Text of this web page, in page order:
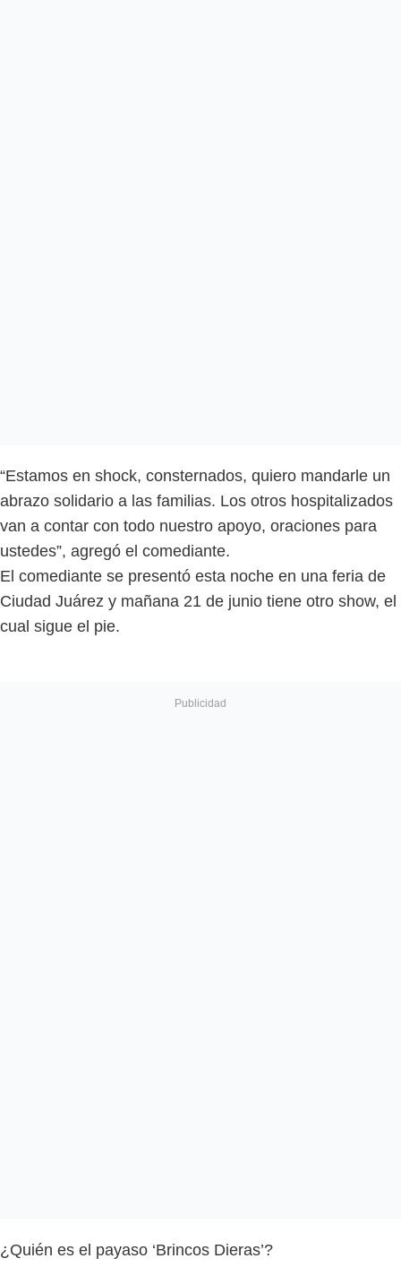
“Estamos en shock, consternados, quiero mandarle un
abrazo solidario a las familias. Los otros hospitalizados
van a contar con todo nuestro apoyo, oraciones para
ustedes”, agregó el comediante.
El comediante se presentó esta noche en una feria de
Ciudad Juárez y mañana 21 de junio tiene otro show, el
cual sigue el pie.
¿Quién es el payaso ‘Brincos Dieras’?